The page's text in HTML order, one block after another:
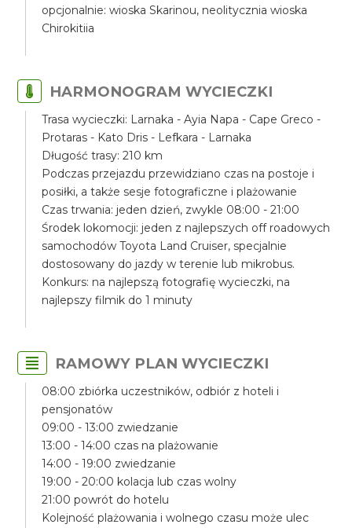
opcjonalnie: wioska Skarinou, neolitycznia wioska
Chirokitiia
HARMONOGRAM WYCIECZKI
Trasa wycieczki: Larnaka - Ayia Napa - Cape Greco -
Protaras - Kato Dris - Lefkara - Larnaka
Długość trasy: 210 km
Podczas przejazdu przewidziano czas na postoje i
posiłki, a także sesje fotograficzne i plażowanie
Czas trwania: jeden dzień, zwykle 08:00 - 21:00
Środek lokomocji: jeden z najlepszych off roadowych
samochodów Toyota Land Cruiser, specjalnie
dostosowany do jazdy w terenie lub mikrobus.
Konkurs: na najlepszą fotografię wycieczki, na
najlepszy filmik do 1 minuty
RAMOWY PLAN WYCIECZKI
08:00 zbiórka uczestników, odbiór z hoteli i
pensjonatów
09:00 - 13:00 zwiedzanie
13:00 - 14:00 czas na plażowanie
14:00 - 19:00 zwiedzanie
19:00 - 20:00 kolacja lub czas wolny
21:00 powrót do hotelu
Kolejność plażowania i wolnego czasu może ulec